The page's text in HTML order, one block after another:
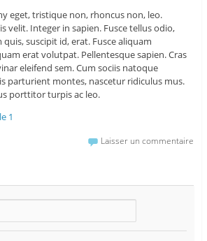
eget, tristique non, rhoncus non, leo.
velit. Integer in sapien. Fusce tellus odio,
suscipit id, erat. Fusce aliquam
erat volutpat. Pellentesque sapien. Cras
eleifend sem. Cum sociis natoque
parturient montes, nascetur ridiculus mus.
porttitor turpis ac leo.
1
Laisser un commentaire